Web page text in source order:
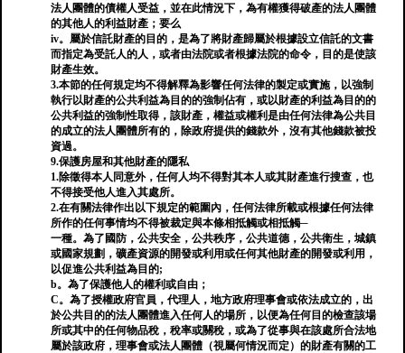
法人團體的債權人受益，並在此情況下，為有權獲得破產的法人團體
的其他人的利益財產；要么
iv。屬於信託財產的目的，是為了將財產歸屬於根據設立信託的文書
而指定為受託人的人，或者由法院或者根據法院的命令，目的是使該
財產生效。
3.本節的任何規定均不得解釋為影響任何法律的製定或實施，以強制
執行以財產的公共利益為目的的強制佔有，或以財產的利益為目的的
公共利益的強制性取得，該財產，權益或權利是由任何法律為公共目
的成立的法人團體所有的，除政府提供的錢款外，沒有其他錢款被投
資過。
9.保護房屋和其他財產的隱私
1.除徵得本人同意外，任何人均不得對其本人或其財產進行搜查，也
不得接受他人進入其處所。
2.在有關法律作出以下規定的範圍內，任何法律所載或根據任何法律
所作的任何事情均不得被裁定與本條相抵觸或相抵觸─
一種。為了國防，公共安全，公共秩序，公共道德，公共衛生，城鎮
或國家規劃，礦產資源的開發或利用或任何其他財產的開發或利用，
以促進公共利益為目的;
b。為了保護他人的權利或自由；
C。為了授權政府官員，代理人，地方政府理事會或依法成立的，出
於公共目的的法人團體進入任何人的場所，以便為任何目的檢查該場
所或其中的任何物品稅，稅率或關稅，或為了從事與在該處所合法地
屬於該政府，理事會或法人團體（視屬何情況而定）的財產有關的工